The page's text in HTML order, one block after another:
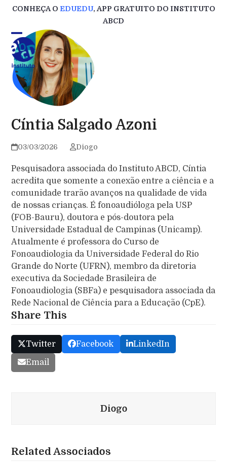
Skip
content
CONHEÇA O EDUEDU, APP GRATUITO DO INSTITUTO
ABCD
Cíntia Salgado Azoni
03/03/2026 Diogo
Pesquisadora associada do Instituto ABCD, Cíntia
acredita que somente a conexão entre a ciência e a
comunidade trarão avanços na qualidade de vida
de nossas crianças. É fonoaudióloga pela USP
(FOB-Bauru), doutora e pós-doutora pela
Universidade Estadual de Campinas (Unicamp).
Atualmente é professora do Curso de
Fonoaudiologia da Universidade Federal do Rio
Grande do Norte (UFRN), membro da diretoria
executiva da Sociedade Brasileira de
Fonoaudiologia (SBFa) e pesquisadora associada da
Rede Nacional de Ciência para a Educação (CpE).
Share This
Twitter Facebook LinkedIn
Email
Diogo
Related Associados